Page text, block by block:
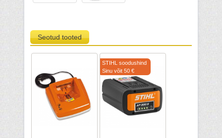
Seotud tooted
STIHL soodushind
Sinu võit 50 €